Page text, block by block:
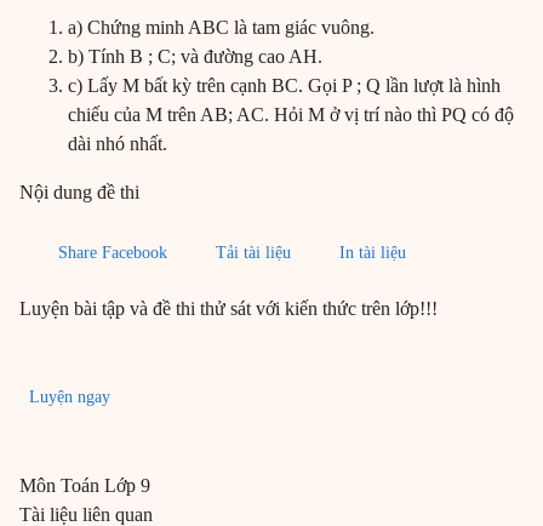
a) Chứng minh ABC là tam giác vuông.
b) Tính B ; C; và đường cao AH.
c) Lấy M bất kỳ trên cạnh BC. Gọi P ; Q lần lượt là hình
chiếu của M trên AB; AC. Hỏi M ở vị trí nào thì PQ có độ
dài nhó nhất.
Nội dung đề thi
Share Facebook Tải tài liệu In tài liệu
Luyện bài tập và đề thi thử sát với kiến thức trên lớp!!!
Luyện ngay
Môn Toán Lớp 9
Tài liệu liên quan